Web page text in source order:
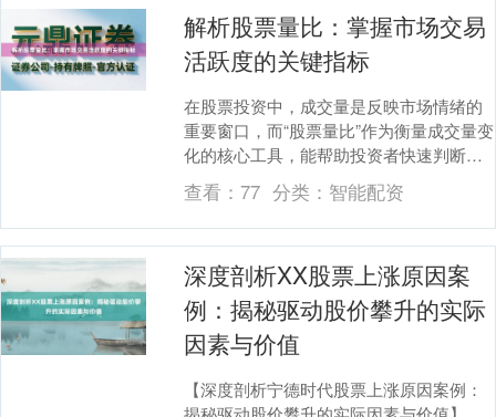
解析股票量比：掌握市场交易
活跃度的关键指标
在股票投资中，成交量是反映市场情绪的
重要窗口，而“股票量比”作为衡量成交量变
化的核心工具，能帮助投资者快速判断当
前交易活跃度是否异常。无论是短线交易
者捕捉短期机....
查看：77 分类： 智能配资
深度剖析XX股票上涨原因案
例：揭秘驱动股价攀升的实际
因素与价值
【深度剖析宁德时代股票上涨原因案例：